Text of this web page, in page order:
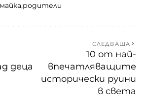
майка родители
деца
СЛЕДВАЩА
10 от най-
впечатляващите
исторически руини
в света